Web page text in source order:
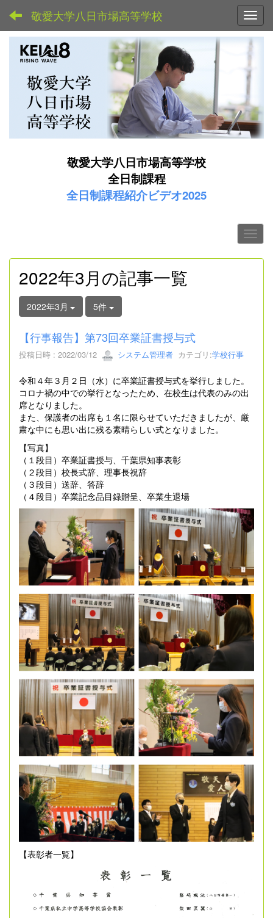
敬愛大学八日市場高等学校
敬愛大学八日市場高等学校
全日制課程
全日制課程紹介ビデオ2025
2022年3月の記事一覧
2022年3月 5件
【行事報告】第73回卒業証書授与式
投稿日時 : 2022/03/12 システム管理者 カテゴリ:学校行事
令和４年３月２日（水）に卒業証書授与式を挙行しました。
コロナ禍の中での挙行となったため、在校生は代表のみの出
席となりました。
また、保護者の出席も１名に限らせていただきましたが、厳
粛な中にも思い出に残る素晴らしい式となりました。
【写真】
（１段目）卒業証書授与、千葉県知事表彰
（２段目）校長式辞、理事長祝辞
（３段目）送辞、答辞
（４段目）卒業記念品目録贈呈、卒業生退場
【表彰者一覧】